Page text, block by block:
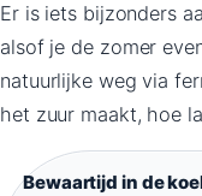
Er is iets bijzonders
alsof je de zomer
natuurlijke weg via
het zuur maakt, hoe
Bewaartijd in de